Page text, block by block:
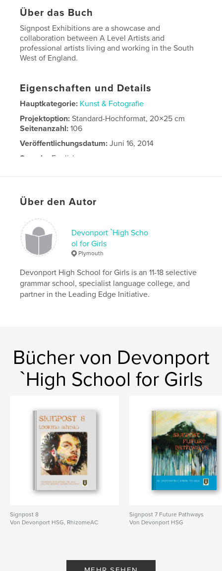
Über das Buch
Signpost Exhibitions are a showcase and
collaboration between A Level Artists and
professional artists living and working in the South
West of England.
Eigenschaften und Details
Hauptkategorie: Kunst & Fotografie
Projektoption:Standard-Hochformat, 20×25 cm
Seitenanzahl:106
Veröffentlichungsdatum: Juni 16, 2014
Sprache
English
Über den Autor
Devonport `High Scho
ol for Girls
Plymouth
Devonport High School for Girls is an 11-18 selective
grammar school, specialist language college, and
partner in the Leading Edge Initiative.
Bücher von Devonport
`High School for Girls
Signpost 8
Von Devonport HSG, RhizomeAC
Signpost 7 Future Pathways
Von Devonport HSG